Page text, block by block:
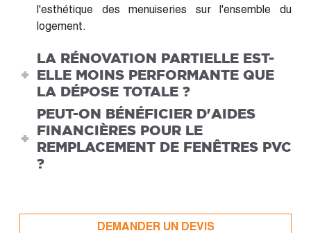
l'esthétique des menuiseries sur l'ensemble du
logement.
LA RÉNOVATION PARTIELLE EST-
ELLE MOINS PERFORMANTE QUE
LA DÉPOSE TOTALE ?
PEUT-ON BÉNÉFICIER D'AIDES
FINANCIÈRES POUR LE
REMPLACEMENT DE FENÊTRES PVC
?
DEMANDER UN DEVIS